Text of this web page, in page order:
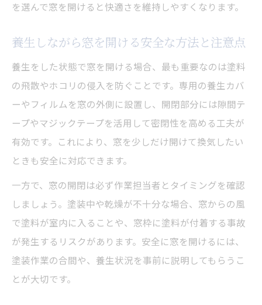
塗装工事中の生活ストレスを減らす養生の
熱帯夜を快適に乗り切る外壁屋根塗装時の
工夫
外壁屋根塗装中も涼しく過ごすための養生
対策
エアコン活用で熱帯夜も安心な塗装期間の
過ごし方
外壁屋根塗装で熱帯夜の室内温度を抑える
方法
養生中の熱帯夜を快適にする生活アイデア
集
を選んで窓を開けると快適さを維持しやすくなります。
養生しながら窓を開ける安全な方法と注意点
養生をした状態で窓を開ける場合、最も重要なのは塗料
の飛散やホコリの侵入を防ぐことです。専用の養生カバ
ーやフィルムを窓の外側に設置し、開閉部分には隙間テ
ープやマジックテープを活用して密閉性を高める工夫が
有効です。これにより、窓を少しだけ開けて換気したい
ときも安全に対応できます。
一方で、窓の開閉は必ず作業担当者とタイミングを確認
しましょう。塗装中や乾燥が不十分な場合、窓からの風
で塗料が室内に入ることや、窓枠に塗料が付着する事故
が発生するリスクがあります。安全に窓を開けるには、
塗装作業の合間や、養生状況を事前に説明してもらうこ
とが大切です。